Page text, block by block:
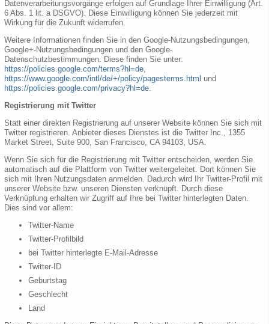
Datenverarbeitungsvorgänge erfolgen auf Grundlage Ihrer Einwilligung (Art.
6 Abs. 1 lit. a DSGVO). Diese Einwilligung können Sie jederzeit mit
Wirkung für die Zukunft widerrufen.
Weitere Informationen finden Sie in den Google-Nutzungsbedingungen,
Google+-Nutzungsbedingungen und den Google-
Datenschutzbestimmungen. Diese finden Sie unter:
https://policies.google.com/terms?hl=de,
https://www.google.com/intl/de/+/policy/pagesterms.html und
https://policies.google.com/privacy?hl=de.
Registrierung mit Twitter
Statt einer direkten Registrierung auf unserer Website können Sie sich mit
Twitter registrieren. Anbieter dieses Dienstes ist die Twitter Inc., 1355
Market Street, Suite 900, San Francisco, CA 94103, USA.
Wenn Sie sich für die Registrierung mit Twitter entscheiden, werden Sie
automatisch auf die Plattform von Twitter weitergeleitet. Dort können Sie
sich mit Ihren Nutzungsdaten anmelden. Dadurch wird Ihr Twitter-Profil mit
unserer Website bzw. unseren Diensten verknüpft. Durch diese
Verknüpfung erhalten wir Zugriff auf Ihre bei Twitter hinterlegten Daten.
Dies sind vor allem:
Twitter-Name
Twitter-Profilbild
bei Twitter hinterlegte E-Mail-Adresse
Twitter-ID
Geburtstag
Geschlecht
Land